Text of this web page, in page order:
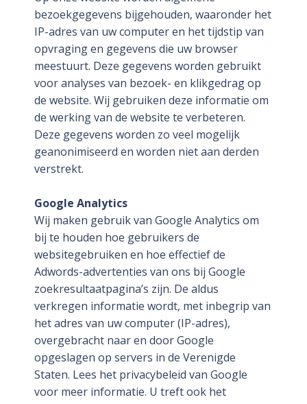
bezoekgegevens bijgehouden, waaronder het
IP-adres van uw computer en het tijdstip van
opvraging en gegevens die uw browser
meestuurt. Deze gegevens worden gebruikt
voor analyses van bezoek- en klikgedrag op
de website. Wij gebruiken deze informatie om
de werking van de website te verbeteren.
Deze gegevens worden zo veel mogelijk
geanonimiseerd en worden niet aan derden
verstrekt.
Google Analytics
Wij maken gebruik van Google Analytics om
bij te houden hoe gebruikers de
websitegebruiken en hoe effectief de
Adwords-advertenties van ons bij Google
zoekresultaatpagina’s zijn. De aldus
verkregen informatie wordt, met inbegrip van
het adres van uw computer (IP-adres),
overgebracht naar en door Google
opgeslagen op servers in de Verenigde
Staten. Lees het privacybeleid van Google
voor meer informatie. U treft ook het